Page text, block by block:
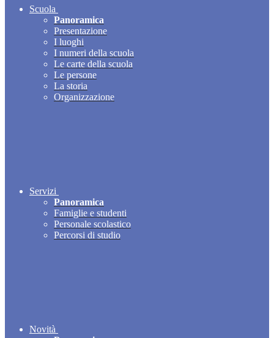
Scuola
Panoramica
Presentazione
I luoghi
I numeri della scuola
Le carte della scuola
Le persone
La storia
Organizzazione
Servizi
Panoramica
Famiglie e studenti
Personale scolastico
Percorsi di studio
Novità